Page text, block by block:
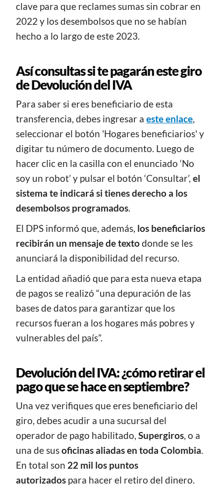
clave para que reclames sumas sin cobrar en
2022 y los desembolsos que no se habían
hecho a lo largo de este 2023.
Así consultas si te pagarán este giro
de Devolución del IVA
Para saber si eres beneficiario de esta
transferencia, debes ingresar a este enlace,
seleccionar el botón 'Hogares beneficiarios' y
digitar tu número de documento. Luego de
hacer clic en la casilla con el enunciado ‘No
soy un robot’ y pulsar el botón ‘Consultar’, el
sistema te indicará si tienes derecho a los
desembolsos programados.
El DPS informó que, además, los beneficiarios
recibirán un mensaje de textodonde se les
anunciará la disponibilidad del recurso.
La entidad añadió que para esta nueva etapa
de pagos se realizó “una depuración de las
bases de datos para garantizar que los
recursos fueran a los hogares más pobres y
vulnerables del país”.
Devolución del IVA: ¿cómo retirar el
pago que se hace en septiembre?
Una vez verifiques que eres beneficiario del
giro, debes acudir a una sucursal del
operador de pago habilitado, Supergiros, o a
una de susoficinas aliadas en toda Colombia.
En total son 22 mil los puntos
autorizados para hacer el retiro del dinero.